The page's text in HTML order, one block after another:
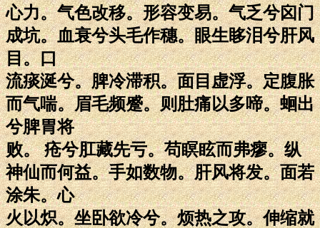
心力。气色改移。形容变易。气乏兮囟门
成坑。血衰兮头毛作穗。眼生眵泪兮肝风
目。口
流痰涎兮。脾冷滞积。面目虚浮。定腹胀
而气喘。眉毛频蹙。则肚痛以多啼。蛔出
兮脾胃将
败。 疮兮肛藏先亏。苟瞑眩而弗瘳。纵
神仙而何益。手如数物。肝风将发。面若
涂朱。心
火以炽。坐卧欲冷兮。烦热之攻。伸缩就